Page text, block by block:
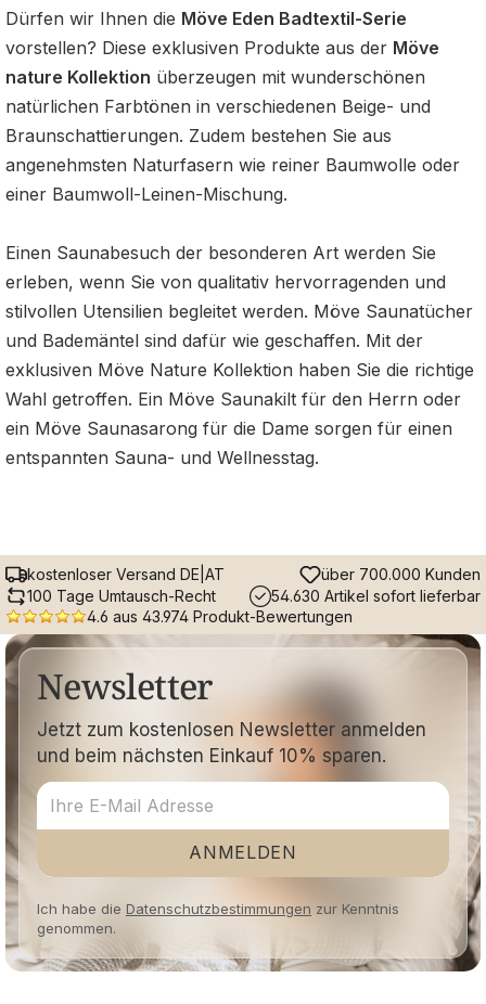
Dürfen wir Ihnen die Möve Eden Badtextil-Serie
vorstellen? Diese exklusiven Produkte aus der Möve
nature Kollektion überzeugen mit wunderschönen
natürlichen Farbtönen in verschiedenen Beige- und
Braunschattierungen. Zudem bestehen Sie aus
angenehmsten Naturfasern wie reiner Baumwolle oder
einer Baumwoll-Leinen-Mischung.
Einen Saunabesuch der besonderen Art werden Sie
erleben, wenn Sie von qualitativ hervorragenden und
stilvollen Utensilien begleitet werden. Möve Saunatücher
und Bademäntel sind dafür wie geschaffen. Mit der
exklusiven Möve Nature Kollektion haben Sie die richtige
Wahl getroffen. Ein Möve Saunakilt für den Herrn oder
ein Möve Saunasarong für die Dame sorgen für einen
entspannten Sauna- und Wellnesstag.
kostenloser Versand DE|AT
über 700.000 Kunden
100 Tage Umtausch-Recht
54.630 Artikel sofort lieferbar
4.6 aus 43.974 Produkt-Bewertungen
Newsletter
Jetzt zum kostenlosen Newsletter anmelden
und beim nächsten Einkauf 10% sparen.
ANMELDEN
Ich habe die Datenschutzbestimmungen zur Kenntnis
genommen.